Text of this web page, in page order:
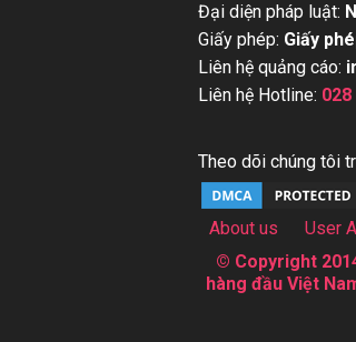
Đại diện pháp luật:
Giấy phép: Giấy
Liên hệ quảng cáo:
Liên hệ Hotline: 028
Theo dõi chúng tôi
About us User
© Copyright
hàng đầu Việt